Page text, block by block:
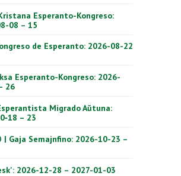
Esperanto-Kongreso:
08 – 15
de Esperanto: 2026-08-22
Esperanto-Kongreso: 2026-
26
Migrado Aŭtuna:
– 23
| Gaja Semajnfino: 2026-10-23 –
2026-12-28 – 2027-01-03